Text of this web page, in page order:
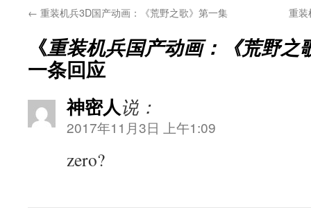
← 重装机兵3D国产动画：《荒野之歌》第一集 重
《重装机兵国产动画：《荒野之
一条回应
神密人说：
2017年11月3日 上午1:09
zero?